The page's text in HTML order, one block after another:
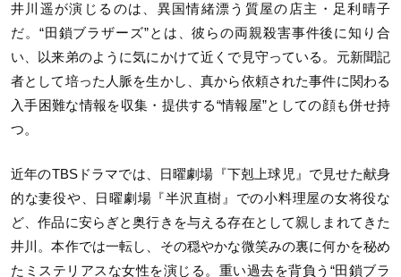
井川遥が演じるのは、異国情緒漂う質屋の店主・足利晴子
だ。“田鎖ブラザーズ”とは、彼らの両親殺害事件後に知り合
い、以来弟のように気にかけて近くで見守っている。元新聞記
者として培った人脈を生かし、真から依頼された事件に関わる
入手困難な情報を収集・提供する“情報屋”としての顔も併せ持
つ。
近年のTBSドラマでは、日曜劇場『下剋上球児』で見せた献身
的な妻役や、日曜劇場『半沢直樹』での小料理屋の女将役な
ど、作品に安らぎと奥行きを与える存在として親しまれてきた
井川。本作では一転し、その穏やかな微笑みの裏に何かを秘め
たミステリアスな女性を演じる。重い過去を背負う“田鎖ブラ